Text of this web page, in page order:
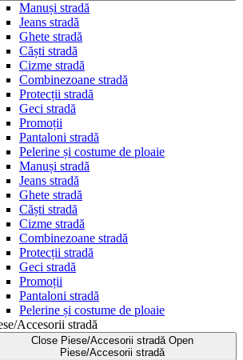
Manuși stradă
Jeans stradă
Ghete stradă
Căști stradă
Cizme stradă
Combinezoane stradă
Protecții stradă
Geci stradă
Promoții
Pantaloni stradă
Pelerine și costume de ploaie
Manuși stradă
Jeans stradă
Ghete stradă
Căști stradă
Cizme stradă
Combinezoane stradă
Protecții stradă
Geci stradă
Promoții
Pantaloni stradă
Pelerine și costume de ploaie
Accesorii stradă
Close Piese/Accesorii stradă Open
Piese/Accesorii stradă